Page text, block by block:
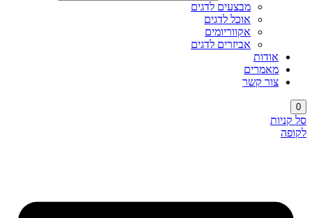
מבצעים לדגים
אוכל לדגים
אקווריומים
אביזרים לדגים
אודות
מאמרים
צור קשר
0
סל קניות
לקופה